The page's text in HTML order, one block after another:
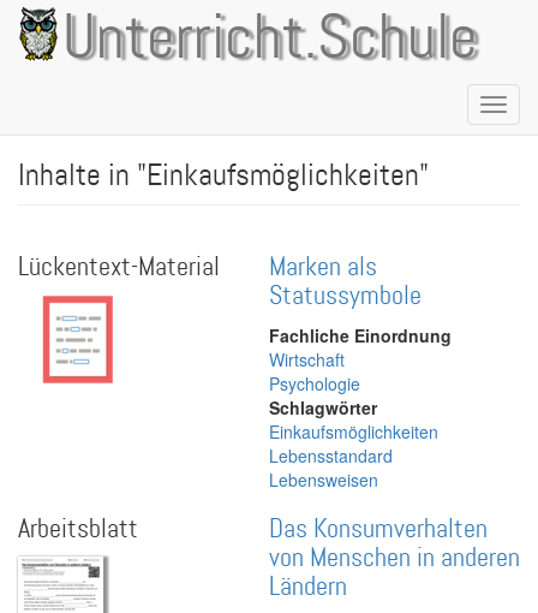
Direkt
zum
Inhalt
Unterricht.Schule
Inhalte in "Einkaufsmöglichkeiten"
Lückentext-Material
Marken als
Statussymbole
Fachliche Einordnung
Wirtschaft
Psychologie
Schlagwörter
Einkaufsmöglichkeiten
Lebensstandard
Lebensweisen
Arbeitsblatt
Das Konsumverhalten
von Menschen in anderen
Ländern